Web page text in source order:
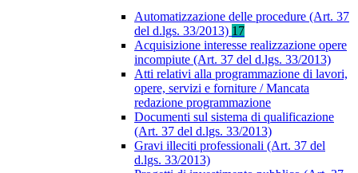
Automatizzazione delle procedure (Art. 37
del d.lgs. 33/2013) 17
Acquisizione interesse realizzazione opere
incompiute (Art. 37 del d.lgs. 33/2013)
Atti relativi alla programmazione di lavori,
opere, servizi e forniture / Mancata
redazione programmazione
Documenti sul sistema di qualificazione
(Art. 37 del d.lgs. 33/2013)
Gravi illeciti professionali (Art. 37 del
d.lgs. 33/2013)